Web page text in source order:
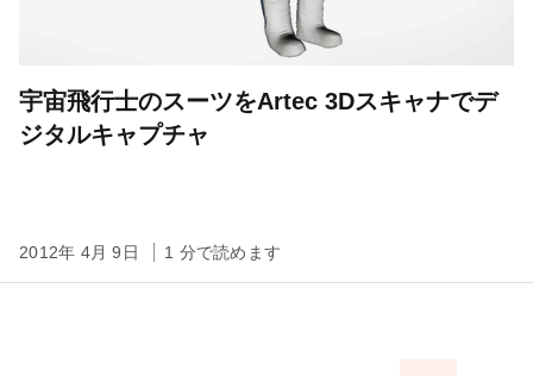
宇宙飛行士のスーツをArtec 3Dスキャナでデ
ジタルキャプチャ
2012年 4月 9日 1 分で読めます